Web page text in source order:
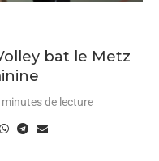
bat le Metz
de lecture